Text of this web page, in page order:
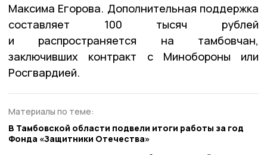
Максима Егорова. Дополнительная поддержка
составляет 100 тысяч рублей
и распространяется на тамбовчан,
заключивших контракт с Минобороны или
Росгвардией.
Материалы по теме:
В Тамбовской области подвели итоги работы за год
Фонда «Защитники Отечества»